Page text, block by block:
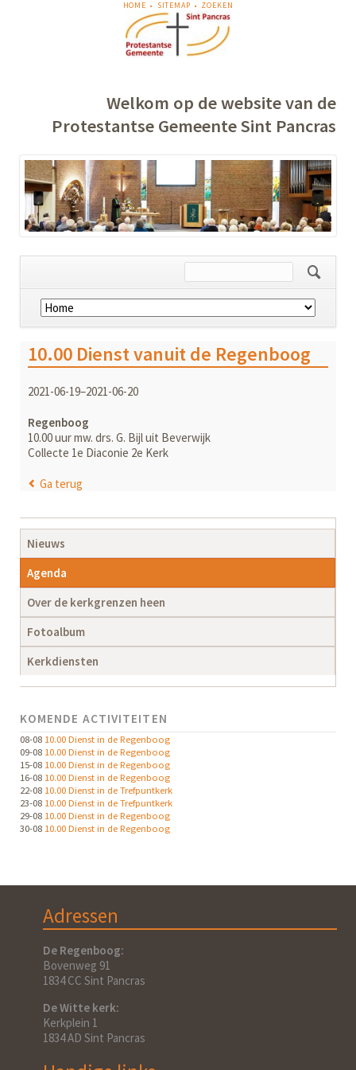
NAVIGATIE
OVERSLAAN
HOME SITEMAP ZOEKEN
Welkom op de website van de
Protestantse Gemeente Sint Pancras
Navigatie
overslaan
10.00 Dienst vanuit de Regenboog
2021-06-19–2021-06-20
Regenboog
10.00 uur mw. drs. G. Bijl uit Beverwijk
Collecte 1e Diaconie 2e Kerk
Ga terug
Navigatie
overslaan
Nieuws
Agenda
Over de kerkgrenzen heen
Fotoalbum
Kerkdiensten
KOMENDE ACTIVITEITEN
08-08 10.00 Dienst in de Regenboog
09-08 10.00 Dienst in de Regenboog
15-08 10.00 Dienst in de Regenboog
16-08 10.00 Dienst in de Regenboog
22-08 10.00 Dienst in de Trefpuntkerk
23-08 10.00 Dienst in de Trefpuntkerk
29-08 10.00 Dienst in de Regenboog
30-08 10.00 Dienst in de Regenboog
Adressen
De Regenboog:
Bovenweg 91
1834 CC Sint Pancras
De Witte kerk:
Kerkplein 1
1834 AD Sint Pancras